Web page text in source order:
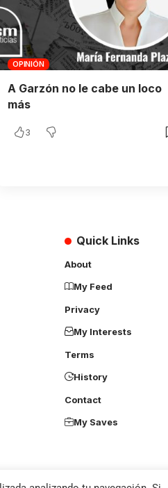
OPINIÓN
A Garzón no le cabe un loco
más
3
Quick Links
About
My Feed
Privacy
My Interests
Terms
History
Contact
My Saves